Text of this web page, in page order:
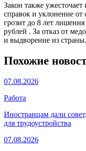
Закон также
справок и уклонение
грозит до 8 лет
рублей . За отказ от
и выдворение из страны.
Похожие
07.08.2026
Работа
Иностранцам дали
для трудоустройства
07.08.2026